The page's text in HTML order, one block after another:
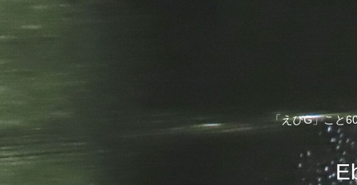
「えびG」こと